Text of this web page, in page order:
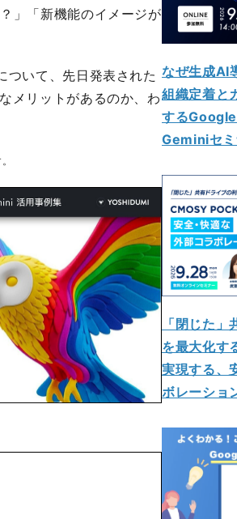
」「新機能のイメージが
ついて、先日発表された
メリットがあるのか、わ
なぜ生成AI
組織定着と
する
Geminiセ
「閉じた
を最大化
実現する、
ボレーショ